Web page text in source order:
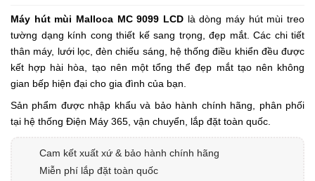
Máy hút mùi Malloca MC 9099 LCD là dòng máy hút mùi treo
tường dạng kính cong thiết kế sang trọng, đẹp mắt. Các chi tiết
thân máy, lưới lọc, đèn chiếu sáng, hệ thống điều khiển đều được
kết hợp hài hòa, tạo nên một tổng thể đẹp mắt tạo nên không
gian bếp hiện đại cho gia đình của bạn.
Sản phẩm được nhập khẩu và bảo hành chính hãng, phân phối
tại hệ thống Điện Máy 365, vận chuyển, lắp đặt toàn quốc.
Cam kết xuất xứ & bảo hành chính hãng
Miễn phí lắp đặt toàn quốc